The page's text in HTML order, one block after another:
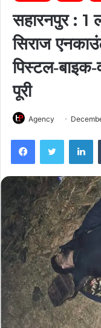
सहारनपुर : 1
सिराज
पूरी
Agency
FacebookTwitter